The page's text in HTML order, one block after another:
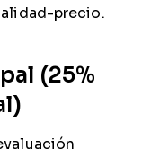
precio.
(25%